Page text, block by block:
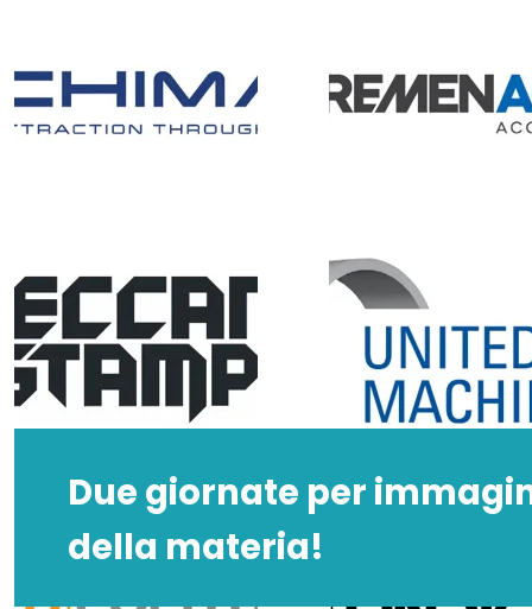
Due giornate per
della materia!